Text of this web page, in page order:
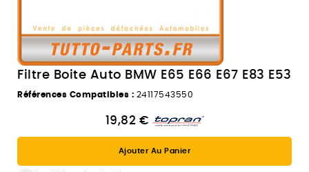
Filtre Boite Auto BMW E65 E66 E67 E83 E53
Références Compatibles : 24117543550
19,82 €
Ajouter Au Panier